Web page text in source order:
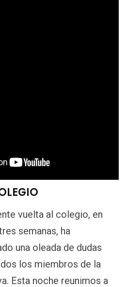
vuelta al colegio, en
semanas, ha
una oleada de dudas
los miembros de la
Esta noche reunimos a